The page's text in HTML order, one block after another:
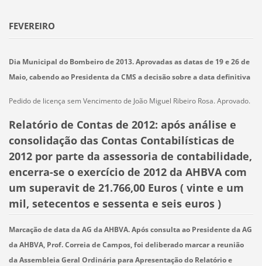
FEVEREIRO
Dia Municipal do Bombeiro de 2013. Aprovadas as datas de 19 e 26 de
Maio, cabendo ao Presidenta da CMS a decisão sobre a data definitiva
Pedido de licença sem Vencimento de João Miguel Ribeiro Rosa. Aprovado.
Relatório de Contas de 2012: após análise e
consolidação das Contas Contabilísticas de
2012 por parte da assessoria de contabilidade,
encerra-se o exercício de 2012 da AHBVA com
um superavit de 21.766,00 Euros ( vinte e um
mil, setecentos e sessenta e seis euros )
Marcação de data da AG da AHBVA. Após consulta ao Presidente da AG
da AHBVA, Prof. Correia de Campos, foi deliberado marcar a reunião
da Assembleia Geral Ordinária para Apresentação do Relatório e